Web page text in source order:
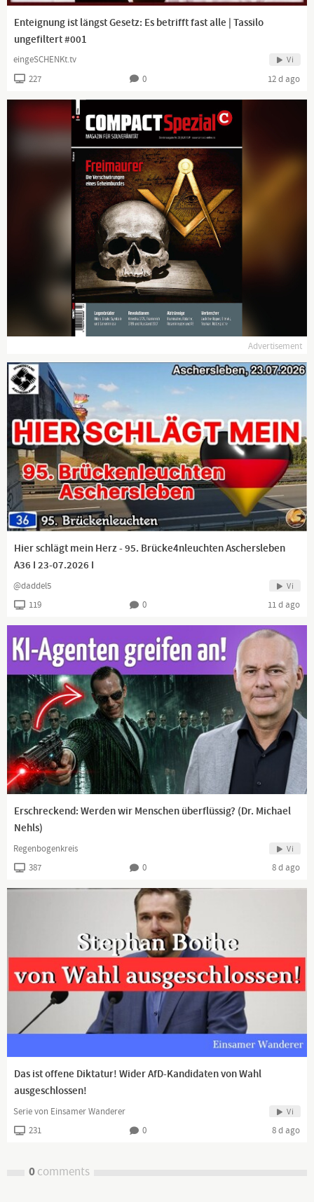
Enteignung ist längst Gesetz: Es betrifft fast alle | Tassilo
ungefiltert #001
eingeSCHENKt.tv Vi
227 0 12 d ago
Advertisement
Hier schlägt mein Herz - 95. Brücke4nleuchten Aschersleben
A36 I 23-07.2026 I
@daddel5 Vi
119 0 11 d ago
Erschreckend: Werden wir Menschen überflüssig? (Dr. Michael
Nehls)
Regenbogenkreis Vi
387 0 8 d ago
Das ist offene Diktatur! Wider AfD-Kandidaten von Wahl
ausgeschlossen!
Serie von Einsamer Wanderer Vi
231 0 8 d ago
0comments